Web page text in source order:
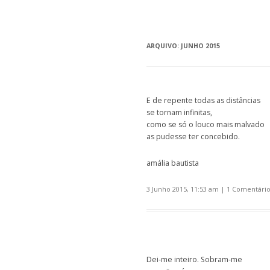
ARQUIVO: JUNHO 2015
E de repente todas as distâncias
se tornam infinitas,
como se só o louco mais malvado
as pudesse ter concebido.
amália bautista
3 Junho 2015, 11:53 am | 1 Comentário
Dei-me inteiro. Sobram-me